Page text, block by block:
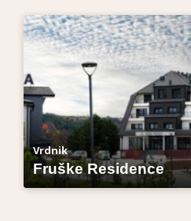
Vrdnik
Fruške Residence